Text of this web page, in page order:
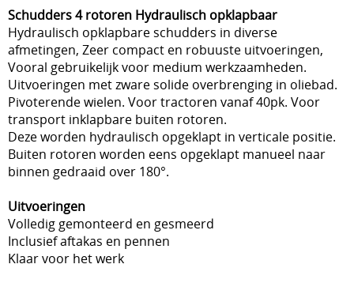
Schudders 4 rotoren Hydraulisch opklapbaar
Hydraulisch opklapbare schudders in diverse
afmetingen, Zeer compact en robuuste uitvoeringen,
Vooral gebruikelijk voor medium werkzaamheden.
Uitvoeringen met zware solide overbrenging in oliebad.
Pivoterende wielen. Voor tractoren vanaf 40pk. Voor
transport inklapbare buiten rotoren.
Deze worden hydraulisch opgeklapt in verticale positie.
Buiten rotoren worden eens opgeklapt manueel naar
binnen gedraaid over 180°.
Uitvoeringen
Volledig gemonteerd en gesmeerd
Inclusief aftakas en pennen
Klaar voor het werk